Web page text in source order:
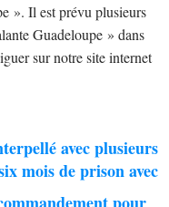
». Il est prévu plusieurs
Guadeloupe » dans
sur notre site internet
avec plusieurs
mois de prison avec
pour